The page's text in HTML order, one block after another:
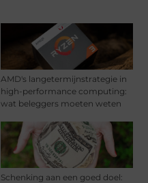
AMD's langetermijnstrategie in
high-performance computing:
wat beleggers moeten weten
Schenking aan een goed doel: